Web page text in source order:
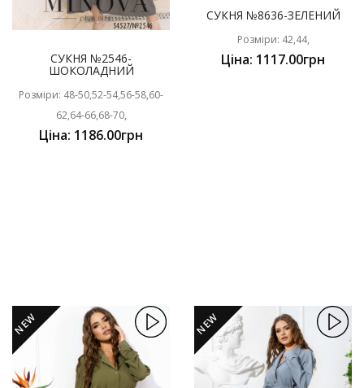
СУКНЯ №2546-
ШОКОЛАДНИЙ
Розміри: 48-50,52-54,56-58,60-
62,64-66,68-70,
Ціна: 1186.00грн
СУКНЯ №8636-ЗЕЛЕНИЙ
Розміри: 42,44,
Ціна: 1117.00грн
NEW NEW